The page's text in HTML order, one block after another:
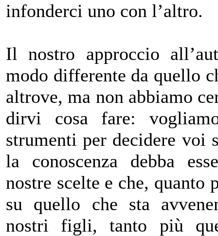
infonderci uno con l’altro.
Il nostro approccio
modo differente da quello
altrove, ma non abbiamo
dirvi cosa fare:
strumenti per decidere voi
la conoscenza debba
nostre scelte e che, quanto
su quello che sta
nostri figli, tanto più